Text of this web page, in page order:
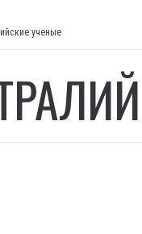
ученые